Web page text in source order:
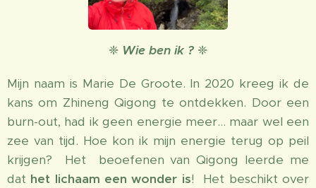
❈ Wie ben ik ? ❈
Mijn naam is Marie De Groote. In 2020 kreeg ik de
kans om Zhineng Qigong te ontdekken. Door een
burn-out, had ik geen energie meer… maar wel een
zee van tijd. Hoe kon ik mijn energie terug op peil
krijgen? Het beoefenen van Qigong leerde me
dat het lichaam een wonder is! Het beschikt over